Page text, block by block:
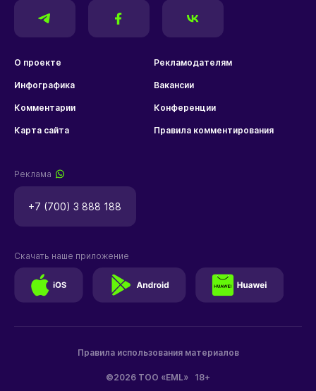
О проекте Рекламодателям
Инфографика Вакансии
Комментарии Конференции
Карта сайта Правила комментирования
Реклама
+7 (700) 3 888 188
©2026 ТОО «EML» 18+
Правила использования материалов
Скачать наше приложение